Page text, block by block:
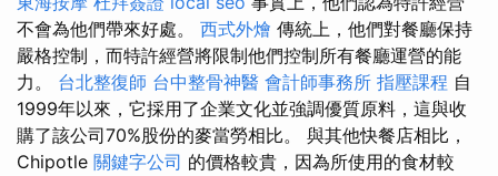
不會為他們帶來好處。 西式外燴 傳統上，他們對餐廳保持
嚴格控制，而特許經營將限制他們控制所有餐廳運營的能
力。 台北整復師 台中整骨神醫 會計師事務所 指壓課程 自
1999年以來，它採用了企業文化並強調優質原料，這與收
購了該公司70%股份的麥當勞相比。 與其他快餐店相比，
Chipotle 關鍵字公司 的價格較貴，因為所使用的食材較